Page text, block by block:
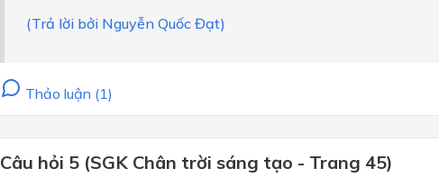
(Trả lời bởi Nguyễn Quốc Đạt)
Thảo luận (1)
Câu hỏi 5 (SGK Chân trời sáng tạo - Trang 45)